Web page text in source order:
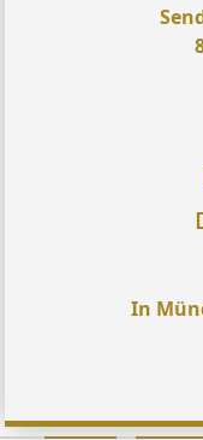
In